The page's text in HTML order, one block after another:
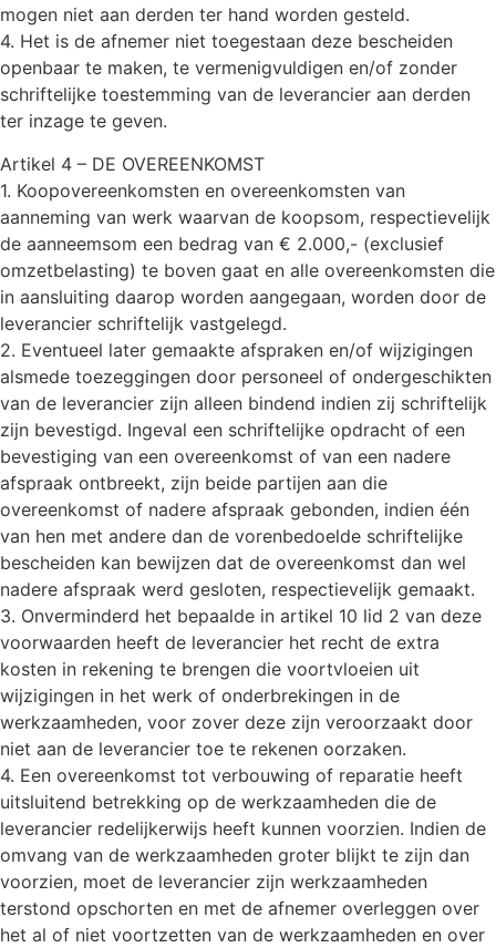
mogen niet aan derden ter hand worden gesteld.
4. Het is de afnemer niet toegestaan deze bescheiden
openbaar te maken, te vermenigvuldigen en/of zonder
schriftelijke toestemming van de leverancier aan derden
ter inzage te geven.
Artikel 4 – DE OVEREENKOMST
1. Koopovereenkomsten en overeenkomsten van
aanneming van werk waarvan de koopsom, respectievelijk
de aanneemsom een bedrag van € 2.000,- (exclusief
omzetbelasting) te boven gaat en alle overeenkomsten die
in aansluiting daarop worden aangegaan, worden door de
leverancier schriftelijk vastgelegd.
2. Eventueel later gemaakte afspraken en/of wijzigingen
alsmede toezeggingen door personeel of ondergeschikten
van de leverancier zijn alleen bindend indien zij schriftelijk
zijn bevestigd. Ingeval een schriftelijke opdracht of een
bevestiging van een overeenkomst of van een nadere
afspraak ontbreekt, zijn beide partijen aan die
overeenkomst of nadere afspraak gebonden, indien één
van hen met andere dan de vorenbedoelde schriftelijke
bescheiden kan bewijzen dat de overeenkomst dan wel
nadere afspraak werd gesloten, respectievelijk gemaakt.
3. Onverminderd het bepaalde in artikel 10 lid 2 van deze
voorwaarden heeft de leverancier het recht de extra
kosten in rekening te brengen die voortvloeien uit
wijzigingen in het werk of onderbrekingen in de
werkzaamheden, voor zover deze zijn veroorzaakt door
niet aan de leverancier toe te rekenen oorzaken.
4. Een overeenkomst tot verbouwing of reparatie heeft
uitsluitend betrekking op de werkzaamheden die de
leverancier redelijkerwijs heeft kunnen voorzien. Indien de
omvang van de werkzaamheden groter blijkt te zijn dan
voorzien, moet de leverancier zijn werkzaamheden
terstond opschorten en met de afnemer overleggen over
het al of niet voortzetten van de werkzaamheden en over